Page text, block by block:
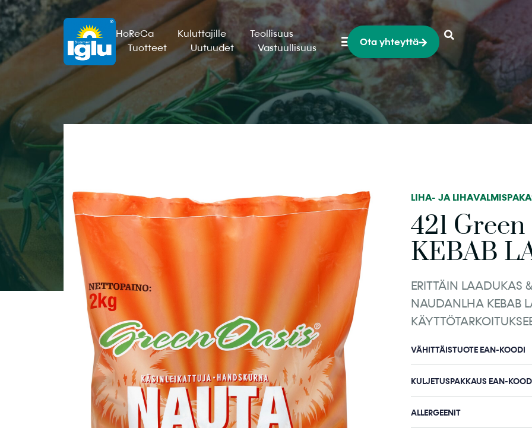
HoReCa Kuluttajille
Teollisuus
Tuotteet
Uutuudet Vastuullisuus
Ota yhteyttä
LIHA- JA
421
KEBAB
ERITTÄIN LAADUKAS
NAUDANLHA KEBAB
VÄHITTÄISTUOTE EAN-KOODI
KULJETUSPAKKAUS EAN-
ALLERGEENIT